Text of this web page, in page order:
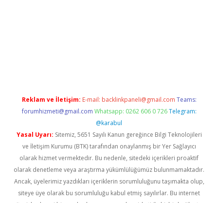
Reklam ve İletişim: E-mail: backlinkpaneli@gmail.com Teams:
forumhizmeti@gmail.com Whatsapp: 0262 606 0 726 Telegram:
@karabul
Yasal Uyarı: Sitemiz, 5651 Sayılı Kanun gereğince Bilgi Teknolojileri
ve İletişim Kurumu (BTK) tarafından onaylanmış bir Yer Sağlayıcı
olarak hizmet vermektedir. Bu nedenle, sitedeki içerikleri proaktif
olarak denetleme veya araştırma yükümlülüğümüz bulunmamaktadır.
Ancak, üyelerimiz yazdıkları içeriklerin sorumluluğunu taşımakta olup,
siteye üye olarak bu sorumluluğu kabul etmiş sayılırlar. Bu internet